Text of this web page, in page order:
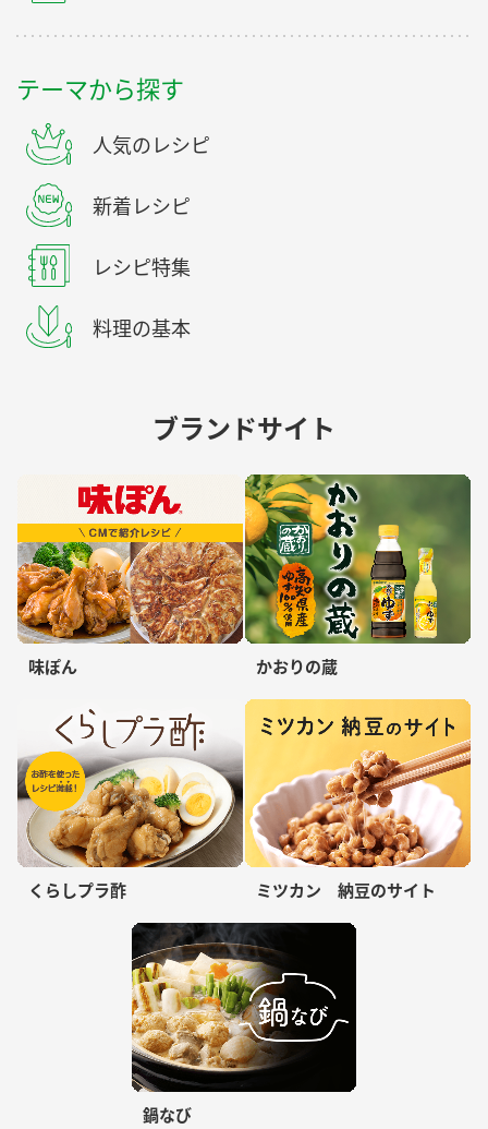
テーマから探す
人気のレシピ
新着レシピ
レシピ特集
料理の基本
ブランドサイト
味ぽん かおりの蔵
くらしプラ酢 ミツカン 納豆のサイト
鍋なび